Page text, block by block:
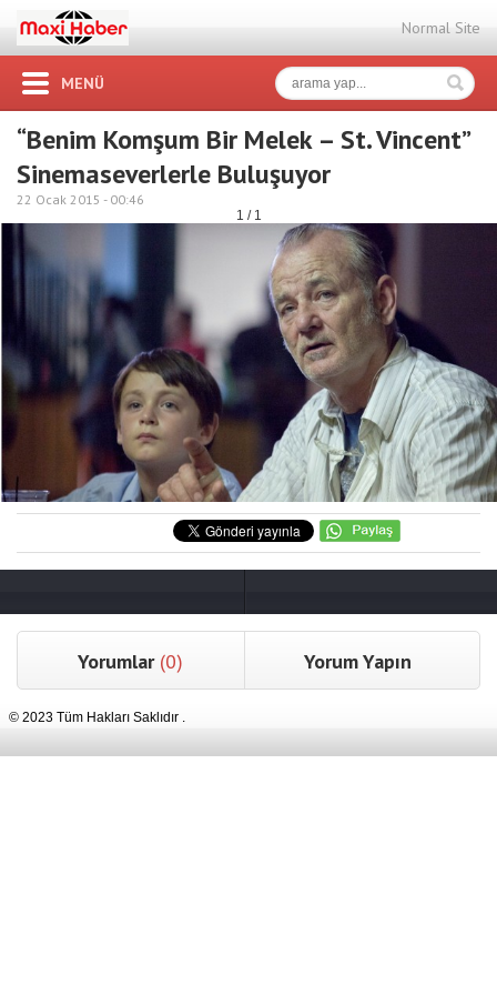
Normal Site
MENÜ
“Benim Komşum Bir Melek – St. Vincent”
Sinemaseverlerle Buluşuyor
22 Ocak 2015 - 00:46
1 / 1
Yorumlar (0) Yorum Yapın
© 2023 Tüm Hakları Saklıdır .